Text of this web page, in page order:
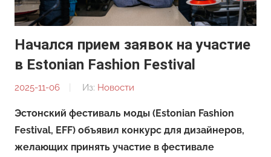
Начался прием заявок на участие
в Estonian Fashion Festival
2025-11-06
От:
Из: Новости
Эстонский фестиваль моды (Estonian Fashion
Festival, EFF) объявил конкурс для дизайнеров,
желающих принять участие в фестивале